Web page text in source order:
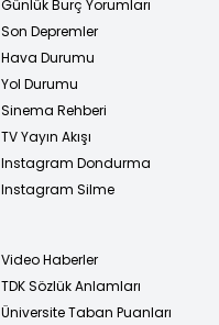
Günlük Burç Yorumları
Son Depremler
Hava Durumu
Yol Durumu
Sinema Rehberi
TV Yayın Akışı
Instagram Dondurma
Instagram Silme
Video Haberler
TDK Sözlük Anlamları
Üniversite Taban Puanları